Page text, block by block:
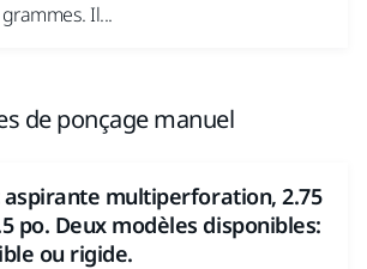
Il...
de ponçage manuel
aspirante multiperforation, 2.75
po. Deux modèles disponibles:
ou rigide.